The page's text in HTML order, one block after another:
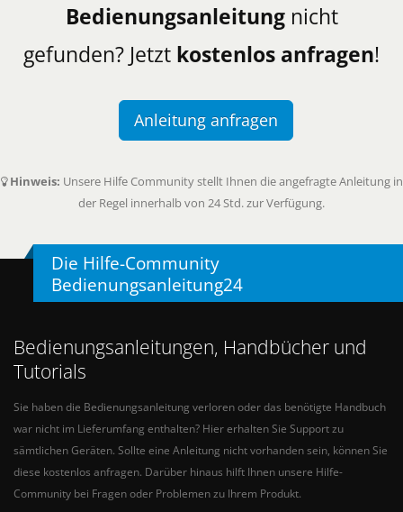
Bedienungsanleitungnicht
gefunden? Jetzt kostenlos anfragen!
Anleitung anfragen
Hinweis: Unsere Hilfe Community stellt Ihnen die angefragte Anleitung in
der Regel innerhalb von 24 Std. zur Verfügung.
Die Hilfe-Community
Bedienungsanleitung24
Bedienungsanleitungen, Handbücher und
Tutorials
Sie haben die Bedienungsanleitung verloren oder das benötigte Handbuch
war nicht im Lieferumfang enthalten? Hier erhalten Sie Support zu
sämtlichen Geräten. Sollte eine Anleitung nicht vorhanden sein, können Sie
diese kostenlos anfragen. Darüber hinaus hilft Ihnen unsere Hilfe-
Community bei Fragen oder Problemen zu Ihrem Produkt.